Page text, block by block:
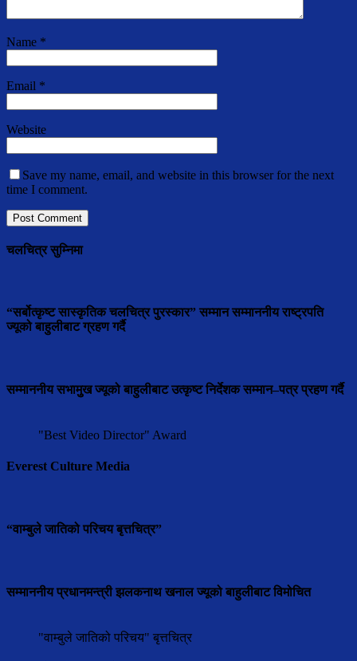
Name *
Email *
Website
Save my name, email, and website in this browser for the next
time I comment.
चलचित्र सुम्निमा
“सर्बोत्कृष्ट सास्कृतिक चलचित्र पुरस्कार” सम्मान सम्माननीय राष्ट्रपति
ज्यूको बाहुलीबाट ग्रहण गर्दै
सम्माननीय सभामुुख ज्यूको बाहुलीबाट उत्कृष्ट निर्देशक सम्मान–पत्र प्रहण गर्दै
"Best Video Director" Award
Everest Culture Media
“वाम्बुले जातिको परिचय बृत्तचित्र”
सम्माननीय प्रधानमन्त्री झलकनाथ खनाल ज्यूको बाहुलीबाट विमोचित
"वाम्बुले जातिको परिचय" बृत्तचित्र